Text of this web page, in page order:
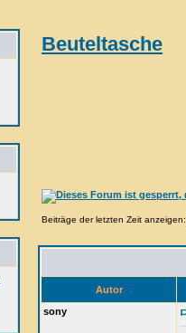
Beuteltasche
Beiträge der letzten Zeit anzeigen:
Autor
sony